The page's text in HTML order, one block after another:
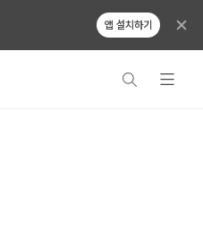
앱 설치하기